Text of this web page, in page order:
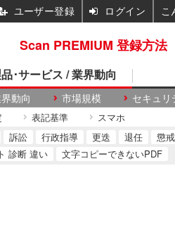
･サービス / 業界動向
動向 市場規模 セキュリ
表記基準 スマホ
訴訟 行政指導 更迭 退任 懲戒
診断 違い 文字コピーできないPDF
Scan PREMIUM 登録方法
ユーザー登録 ログイン こ